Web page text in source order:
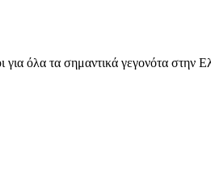
όλα τα σημαντικά γεγονότα στην